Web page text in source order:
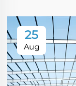
25
Aug